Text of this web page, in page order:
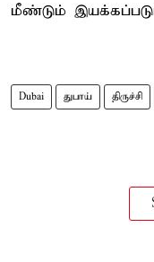
மீண்டும்
Dubai துபாய் திருச்சி